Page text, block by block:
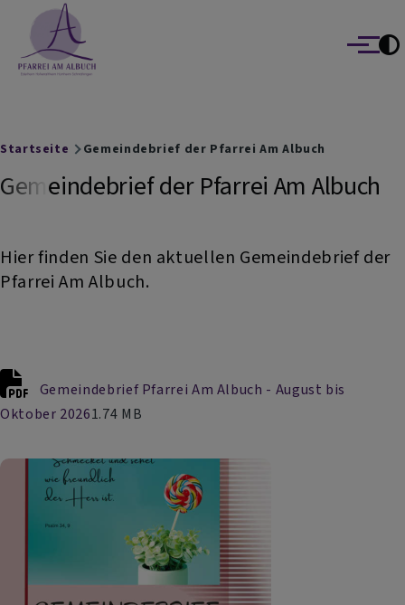
Direkt zum Inhalt
Pfarrei am Albuch
Ederheim Hohenaltheim Hürnheim Schmähingen
Menü
Breadcrumb
Startseite Gemeindebrief der Pfarrei Am Albuch
Gemeindebrief der Pfarrei Am Albuch
Hier finden Sie den aktuellen Gemeindebrief der
Pfarrei Am Albuch.
Gemeindebrief Pfarrei Am Albuch - August bis
Oktober 20261.74 MB